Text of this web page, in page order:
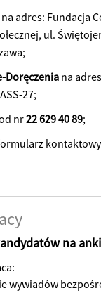
adres: Fundacja
ul.
Doręczeniana
27;
nr22 629 40 89;
kontaktowy
na
wywiadów